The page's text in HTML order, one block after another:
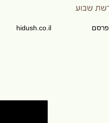
hidush.co.il